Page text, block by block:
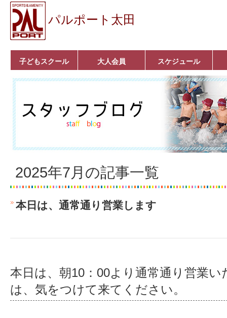
パルポート太田
子どもスクール
ベビーコース
幼児コース
小学生コース
育成コース
選手コース
キッズパーク(体操教
室)
クラシックバレエ
ボルダリング
■入会案内
大人会員
いきいきコース
トライアスロン
フィットネス
■入会案内
スケジュール
2025年7月の記事一覧
本日は、通常通り営業します
本日は、朝10：00より通常通り営業
は、気をつけて来てください。